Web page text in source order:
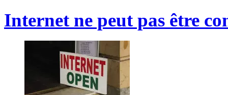
Internet ne peut pas être